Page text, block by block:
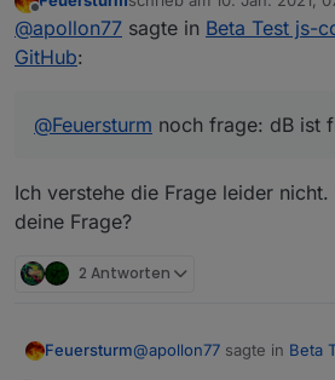
Offline zuletzt editiert von
@apollon77 sagte in Beta Test js-
GitHub:
@Feuersturm noch frage: dB ist
Ich verstehe die Frage leider
deine Frage?
2 Antworten
Feuersturm@apollon77 sagte in Beta